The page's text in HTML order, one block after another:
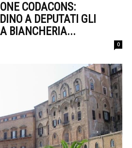
CODACONS:
A DEPUTATI GLI
BIANCHERIA...
0